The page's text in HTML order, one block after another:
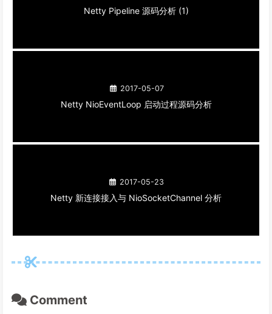
Netty Pipeline 源码分析 (1)
2017-05-07
Netty NioEventLoop 启动过程源码分析
2017-05-23
Netty 新连接接入与 NioSocketChannel 分析
Comment